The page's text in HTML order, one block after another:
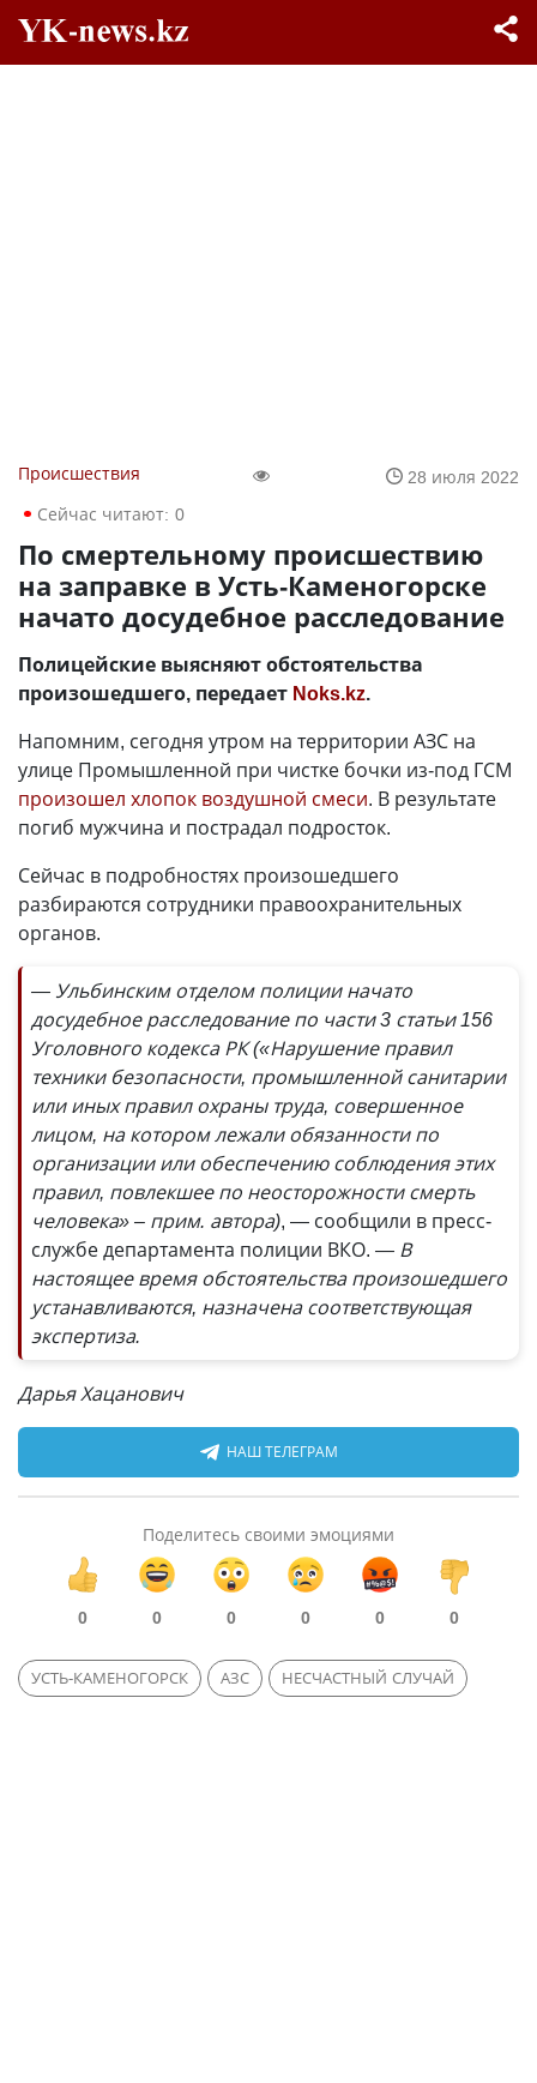
Происшествия
28 июля 2022
Сейчас читают: 0
По смертельному происшествию
на заправке в Усть-Каменогорске
начато досудебное расследование
Полицейские выясняют обстоятельства
произошедшего, передает Noks.kz.
Напомним, сегодня утром на территории АЗС на
улице Промышленной при чистке бочки из-под ГСМ
произошел хлопок воздушной смеси. В результате
погиб мужчина и пострадал подросток.
Сейчас в подробностях произошедшего
разбираются сотрудники правоохранительных
органов.
— Ульбинским отделом полиции начато
досудебное расследование по части 3 статьи 156
Уголовного кодекса РК («Нарушение правил
техники безопасности, промышленной санитарии
или иных правил охраны труда, совершенное
лицом, на котором лежали обязанности по
организации или обеспечению соблюдения этих
правил, повлекшее по неосторожности смерть
человека» – прим. автора), — сообщили в пресс-
службе департамента полиции ВКО. — В
настоящее время обстоятельства произошедшего
устанавливаются, назначена соответствующая
экспертиза.
Дарья Хацанович
НАШ ТЕЛЕГРАМ
Поделитесь своими эмоциями
0 0 0 0 0 0
УСТЬ-КАМЕНОГОРСК АЗС НЕСЧАСТНЫЙ СЛУЧАЙ